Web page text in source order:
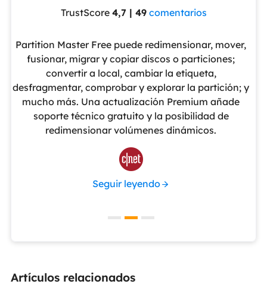
TrustScore 4,7 | 49 comentarios
Partition Master Free puede redimensionar, mover,
fusionar, migrar y copiar discos o particiones;
convertir a local, cambiar la etiqueta,
desfragmentar, comprobar y explorar la partición; y
mucho más. Una actualización Premium añade
soporte técnico gratuito y la posibilidad de
redimensionar volúmenes dinámicos.

Seguir leyendo
Artículos relacionados